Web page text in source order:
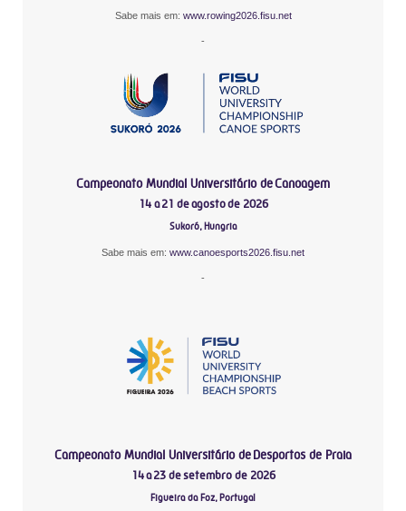
Sabe mais em: www.rowing2026.fisu.net
-
Campeonato Mundial Universitário de Canoagem
14 a 21 de agosto de 2026
Sukoró, Hungria
Sabe mais em: www.canoesports2026.fisu.net
-
Campeonato Mundial Universitário de Desportos de Praia
14 a 23 de setembro de 2026
Figueira da Foz, Portugal